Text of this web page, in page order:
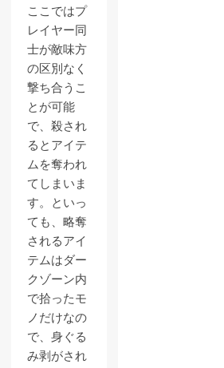
ここではプ
レイヤー同
士が敵味方
の区別なく
撃ち合うこ
とが可能
で、殺され
るとアイテ
ムを奪われ
てしまいま
す。といっ
ても、略奪
されるアイ
テムはダー
クゾーン内
で拾ったモ
ノだけなの
で、身ぐる
み剥がされ